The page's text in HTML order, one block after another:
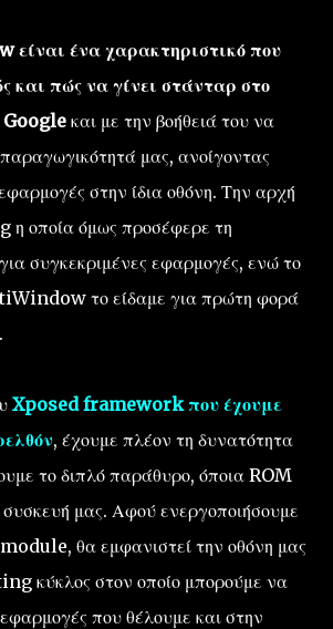
ένα χαρακτηριστικό που
και πώς να γίνει στάνταρ στο
και με την βοήθειά του να
μας, ανοίγοντας
στην ίδια οθόνη. Την αρχή
η οποία όμως προσέφερε τη
συγκεκριμένες εφαρμογές, ενώ το
το είδαμε για πρώτη φορά
.
Xposed framework που έχουμε
, έχουμε πλέον τη δυνατότητα
το διπλό παράθυρο, όποια ROM
συσκευή μας. Αφού ενεργοποιήσουμε
θα εμφανιστεί την οθόνη μας
κύκλος στον οποίο μπορούμε να
που θέλουμε και στην